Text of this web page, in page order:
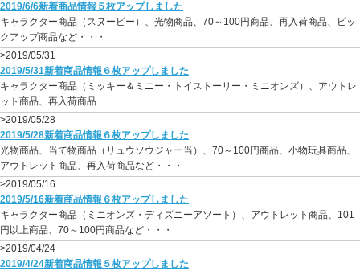
2019/6/6新着商品情報５枚アップしました
キャラクター商品（スヌーピー）、光物商品、70～100円商品、再入荷商品、ピッ
クアップ商品など・・・
>2019/05/31
2019/5/31新着商品情報６枚アップしました
キャラクター商品（ミッキー＆ミニー・トイストーリー・ミニオンズ）、アウトレ
ット商品、再入荷商品
>2019/05/28
2019/5/28新着商品情報６枚アップしました
光物商品、当て物商品（リュウソウジャー当）、70～100円商品、小物玩具商品、
アウトレット商品、再入荷商品など・・・
>2019/05/16
2019/5/16新着商品情報６枚アップしました
キャラクター商品（ミニオンズ・ディズニーアソート）、アウトレット商品、101
円以上商品、70～100円商品など・・・
>2019/04/24
2019/4/24新着商品情報５枚アップしました